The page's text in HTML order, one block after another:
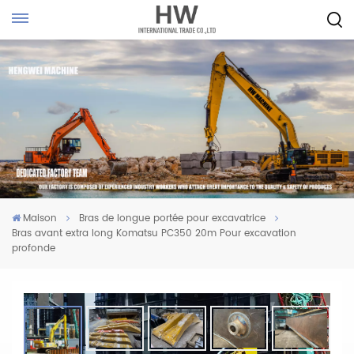
Maison
Bras de longue portée pour excavatrice
Bras avant extra long Komatsu PC350 20m Pour excavation
profonde